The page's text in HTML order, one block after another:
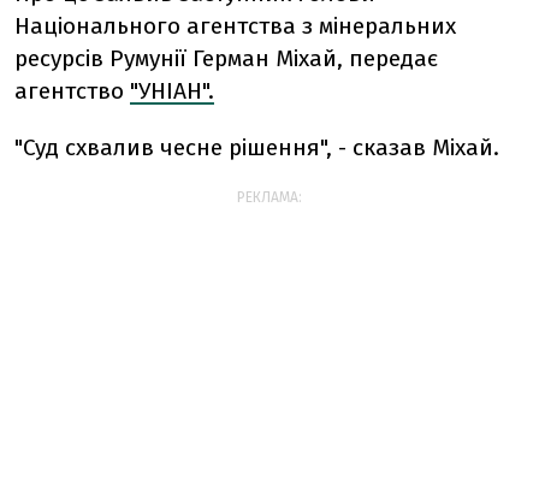
Національного агентства з мінеральних
ресурсів Румунії Герман Міхай, передає
агентство "УНІАН".
"Суд схвалив чесне рішення", - сказав Міхай.
РЕКЛАМА: